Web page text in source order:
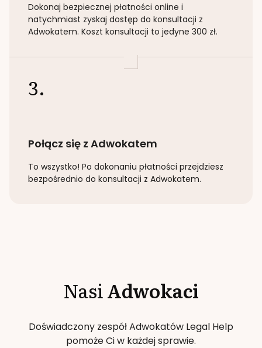
Dokonaj bezpiecznej płatności online i
natychmiast zyskaj dostęp do konsultacji z
Adwokatem. Koszt konsultacji to jedyne 300 zł.
3.
Połącz się z Adwokatem
To wszystko! Po dokonaniu płatności przejdziesz
bezpośrednio do konsultacji z Adwokatem.
NasiAdwokaci
Doświadczony zespół Adwokatów Legal Help
pomoże Ci w każdej sprawie.